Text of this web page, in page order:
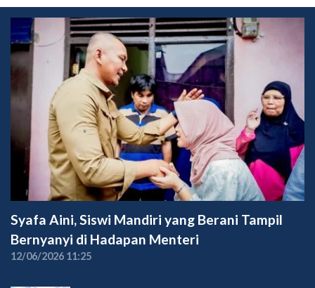
Syafa Aini, Siswi Mandiri yang Berani Tampil
Bernyanyi di Hadapan Menteri
12/06/2026 11:25